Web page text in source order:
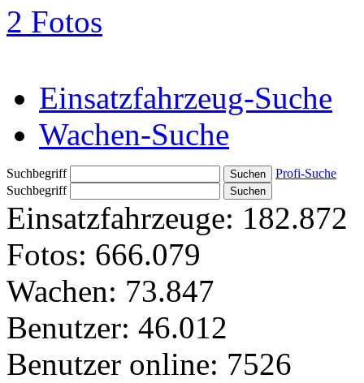
2 Fotos
Einsatzfahrzeug-Suche
Wachen-Suche
Suchbegriff
Profi-Suche
Suchbegriff
Einsatzfahrzeuge: 182.872
Fotos: 666.079
Wachen: 73.847
Benutzer: 46.012
Benutzer online: 7526